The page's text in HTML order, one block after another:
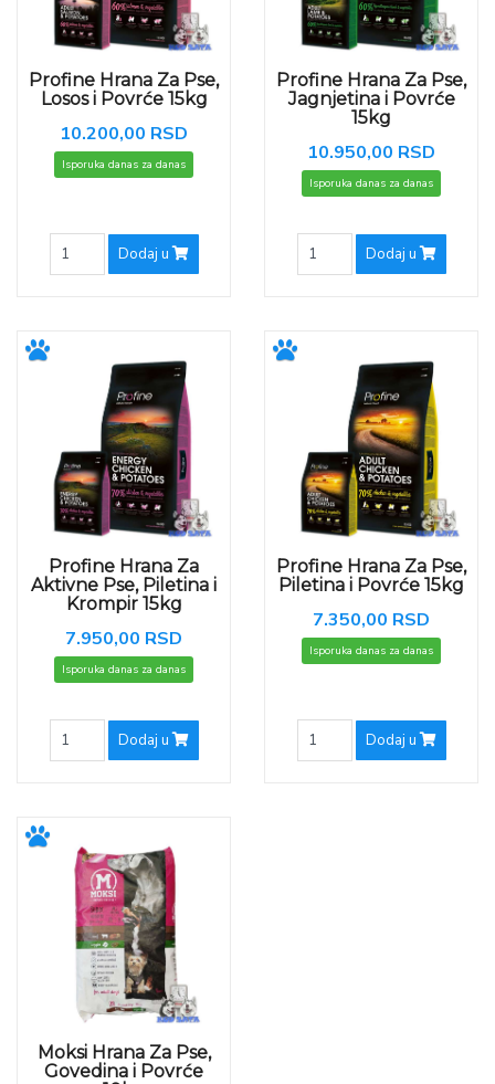
Profine Hrana Za Pse,
Losos i Povrće 15kg
10.200,00 RSD
Isporuka danas za danas
Dodaj u
Profine Hrana Za Pse,
Jagnjetina i Povrće
15kg
10.950,00 RSD
Isporuka danas za danas
Dodaj u
Profine Hrana Za
Aktivne Pse, Piletina i
Krompir 15kg
7.950,00 RSD
Isporuka danas za danas
Dodaj u
Profine Hrana Za Pse,
Piletina i Povrće 15kg
7.350,00 RSD
Isporuka danas za danas
Dodaj u
Moksi Hrana Za Pse,
Govedina i Povrće